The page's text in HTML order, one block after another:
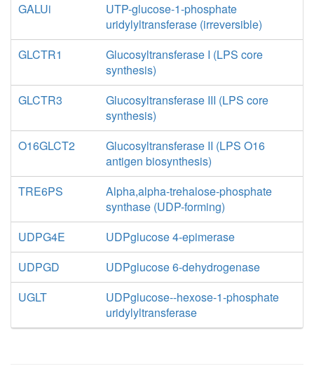
GALUi
UTP-glucose-1-phosphate
uridylyltransferase (irreversible)
GLCTR1
Glucosyltransferase I (LPS core
synthesis)
GLCTR3
Glucosyltransferase III (LPS core
synthesis)
O16GLCT2
Glucosyltransferase II (LPS O16
antigen biosynthesis)
TRE6PS
Alpha,alpha-trehalose-phosphate
synthase (UDP-forming)
UDPG4E
UDPglucose 4-epimerase
UDPGD
UDPglucose 6-dehydrogenase
UGLT
UDPglucose--hexose-1-phosphate
uridylyltransferase